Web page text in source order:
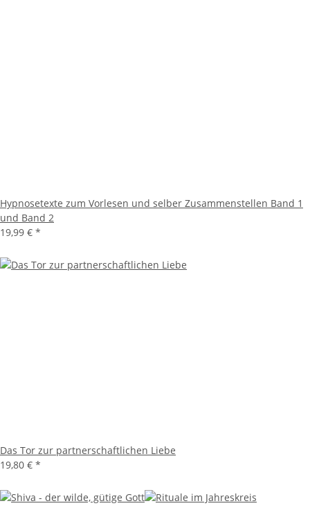
Hypnosetexte zum Vorlesen und selber Zusammenstellen Band 1
und Band 2
19,99 € *
Das Tor zur partnerschaftlichen Liebe
19,80 € *